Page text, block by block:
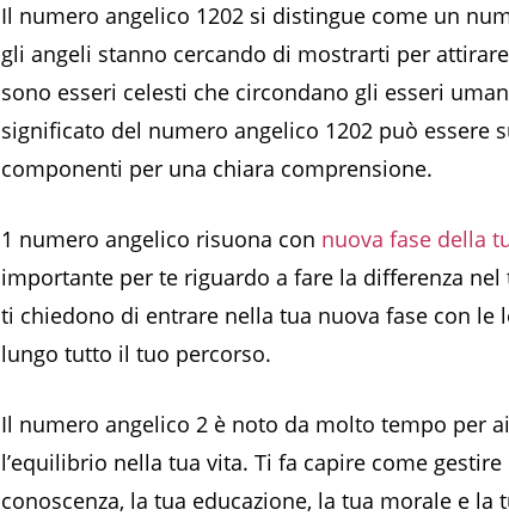
Il numero angelico 1202 si distingue come un
gli angeli stanno cercando di mostrarti per
sono esseri celesti che circondano gli esseri
significato del numero angelico 1202 può essere
componenti per una chiara comprensione.
1 numero angelico risuona con nuova fase della
importante per te riguardo a fare la differenza
ti chiedono di entrare nella tua nuova fase con le
lungo tutto il tuo percorso.
Il numero angelico 2 è noto da molto tempo per
l’equilibrio nella tua vita. Ti fa capire come
conoscenza, la tua educazione, la tua morale e la